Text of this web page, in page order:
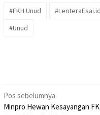
#FKH Unud #LenteraEsai.id
#Unud
Navigasi
pos
Pos sebelumnya
Minpro Hewan Kesayangan